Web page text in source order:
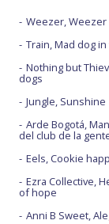
Weezer, Weezer
Train, Mad dog
Nothing but
dogs
Jungle, Sunshine
Arde Bogotá,
del club de la
Eels, Cookie
Ezra Collective,
of hope
Anni B Sweet,